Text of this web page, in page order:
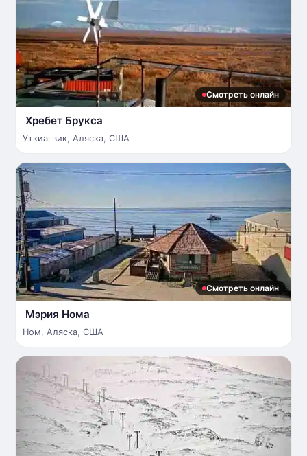
Смотреть онлайн
Хребет Брукса
Уткиагвик, Аляска, США
Смотреть онлайн
Мэрия Нома
Ном, Аляска, США